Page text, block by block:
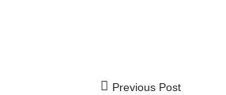
Previous Post